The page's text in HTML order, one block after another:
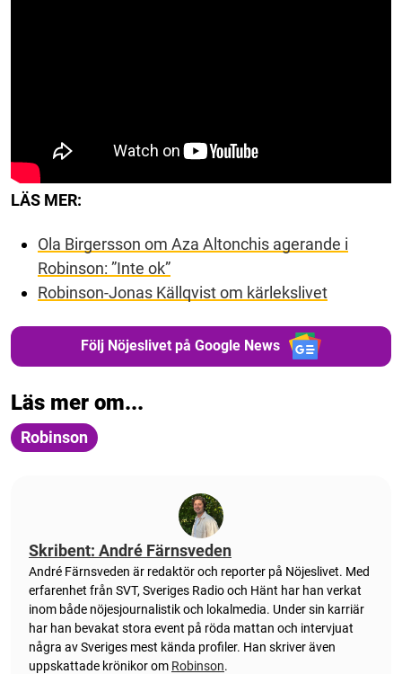
LÄS MER:
Ola Birgersson om Aza Altonchis agerande i
Robinson: ”Inte ok”
Robinson-Jonas Källqvist om kärlekslivet
Följ Nöjeslivet på Google News
Läs mer om...
Robinson
Skribent: André Färnsveden
André Färnsveden är redaktör och reporter på Nöjeslivet. Med
erfarenhet från SVT, Sveriges Radio och Hänt har han verkat
inom både nöjesjournalistik och lokalmedia. Under sin karriär
har han bevakat stora event på röda mattan och intervjuat
några av Sveriges mest kända profiler. Han skriver även
uppskattade krönikor om Robinson.